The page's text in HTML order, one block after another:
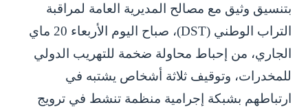
بتنسيق وثيق مع مصالح المديرية العامة لمراقبة
التراب الوطني (DST)، صباح اليوم الأربعاء 20 ماي
الجاري، من إحباط محاولة ضخمة للتهريب الدولي
للمخدرات، وتوقيف ثلاثة أشخاص يشتبه في
ارتباطهم بشبكة إجرامية منظمة تنشط في ترويج